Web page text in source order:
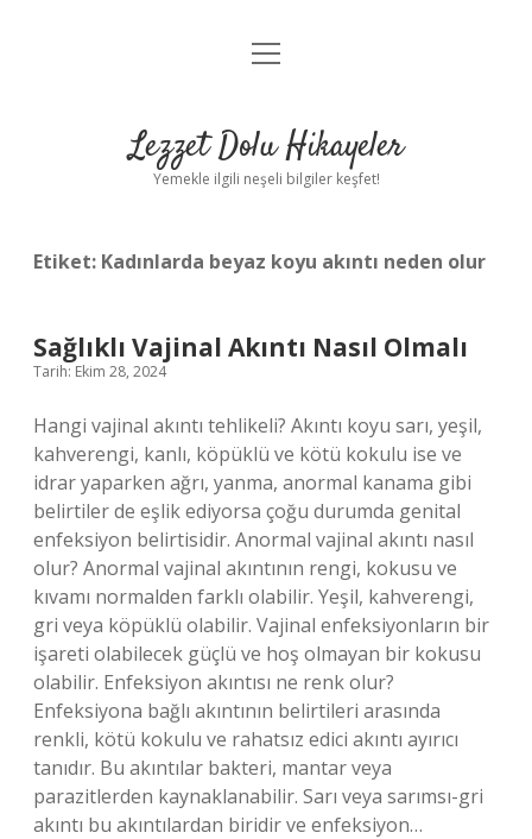
Anasayfa
Yasal Uyarı
menüyü
Lezzet Dolu Hikayeler
Yemekle ilgili neşeli bilgiler keşfet!
Etiket: Kadınlarda beyaz koyu akıntı neden olur
Sağlıklı Vajinal Akıntı Nasıl Olmalı
Tarih: Ekim 28, 2024
Hangi vajinal akıntı tehlikeli? Akıntı koyu sarı, yeşil,
kahverengi, kanlı, köpüklü ve kötü kokulu ise ve
idrar yaparken ağrı, yanma, anormal kanama gibi
belirtiler de eşlik ediyorsa çoğu durumda genital
enfeksiyon belirtisidir. Anormal vajinal akıntı nasıl
olur? Anormal vajinal akıntının rengi, kokusu ve
kıvamı normalden farklı olabilir. Yeşil, kahverengi,
gri veya köpüklü olabilir. Vajinal enfeksiyonların bir
işareti olabilecek güçlü ve hoş olmayan bir kokusu
olabilir. Enfeksiyon akıntısı ne renk olur?
Enfeksiyona bağlı akıntının belirtileri arasında
renkli, kötü kokulu ve rahatsız edici akıntı ayırıcı
tanıdır. Bu akıntılar bakteri, mantar veya
parazitlerden kaynaklanabilir. Sarı veya sarımsı-gri
akıntı bu akıntılardan biridir ve enfeksiyon…